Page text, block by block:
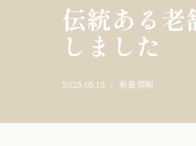
伝統ある
しました
2025.05.15 新着情報